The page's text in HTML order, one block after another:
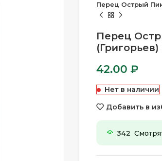
Перец Острый
Перец
(Григорьев)
42.00 ₽
Нет в наличии
Добавить в
342